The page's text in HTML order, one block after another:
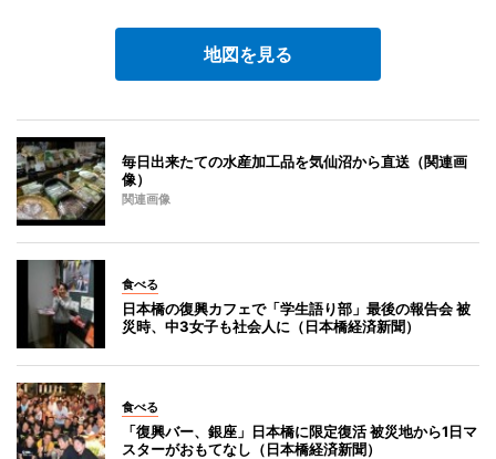
地図を見る
毎日出来たての水産加工品を気仙沼から直送（関連画
像）
関連画像
食べる
日本橋の復興カフェで「学生語り部」最後の報告会 被
災時、中3女子も社会人に（日本橋経済新聞）
食べる
「復興バー、銀座」日本橋に限定復活 被災地から1日マ
スターがおもてなし（日本橋経済新聞）